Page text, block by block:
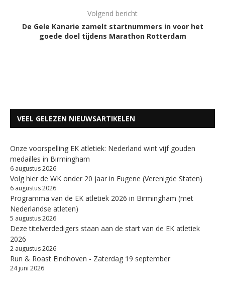
Volgend bericht
De Gele Kanarie zamelt startnummers in voor het
goede doel tijdens Marathon Rotterdam
VEEL GELEZEN NIEUWSARTIKELEN
Onze voorspelling EK atletiek: Nederland wint vijf gouden
medailles in Birmingham
6 augustus 2026
Volg hier de WK onder 20 jaar in Eugene (Verenigde Staten)
6 augustus 2026
Programma van de EK atletiek 2026 in Birmingham (met
Nederlandse atleten)
5 augustus 2026
Deze titelverdedigers staan aan de start van de EK atletiek
2026
2 augustus 2026
Run & Roast Eindhoven - Zaterdag 19 september
24 juni 2026